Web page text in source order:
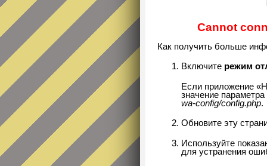
Cannot
Как получить больше
Включите режим
Если приложение
значение параметра
wa-config/config.php.
Обновите эту
Используйте
для устранения